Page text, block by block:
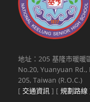
地址：205 基隆市暖暖
No.20, Yuanyuan
205, Taiwan (R.O.C.)
[ 交通資訊 ] [規劃路線